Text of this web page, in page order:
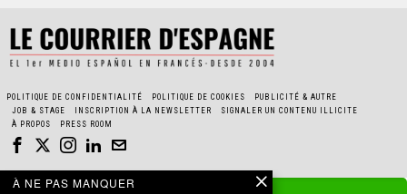
POLITIQUE DE CONFIDENTIALITÉ POLITIQUE DE COOKIES
PUBLICITÉ & AUTRE
JOB & STAGE
INSCRIPTION À LA NEWSLETTER
SIGNALER UN CONTENU ILLICITE
À PROPOS
PRESS ROOM
À NE PAS MANQUER